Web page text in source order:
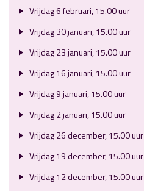
Vrijdag 6 februari, 15.00 uur
Vrijdag 30 januari, 15.00 uur
Vrijdag 23 januari, 15.00 uur
Vrijdag 16 januari, 15.00 uur
Vrijdag 9 januari, 15.00 uur
Vrijdag 2 januari, 15.00 uur
Vrijdag 26 december, 15.00 uur
Vrijdag 19 december, 15.00 uur
Vrijdag 12 december, 15.00 uur